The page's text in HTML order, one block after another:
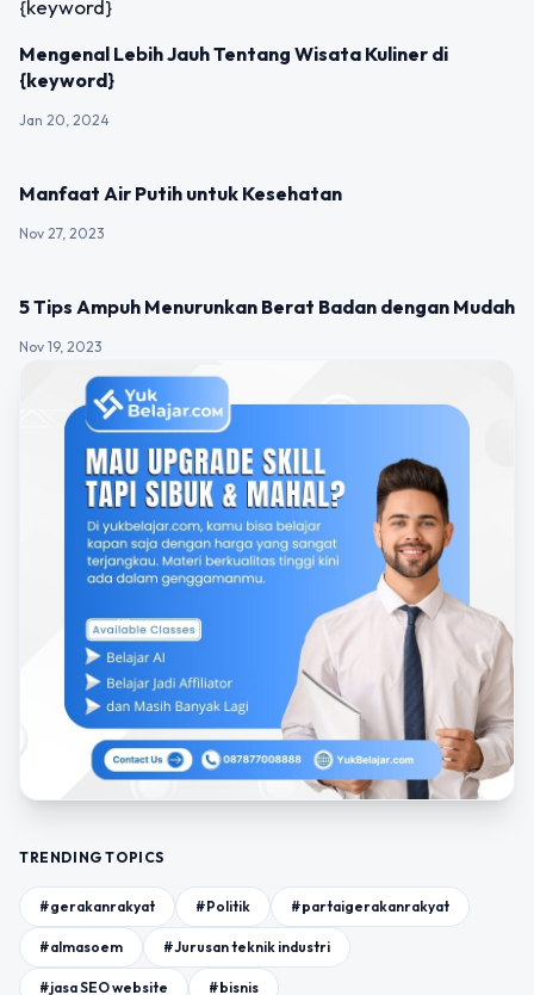
Mengenal Lebih Jauh Tentang Wisata Kuliner di
{keyword}
Jan 20, 2024
Manfaat Air Putih untuk Kesehatan
Nov 27, 2023
5 Tips Ampuh Menurunkan Berat Badan dengan Mudah
Nov 19, 2023
TRENDING TOPICS
#gerakanrakyat #Politik #partaigerakanrakyat
#almasoem #Jurusan teknik industri
#jasa SEO website #bisnis